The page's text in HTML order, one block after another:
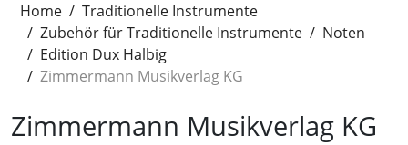
Home
Traditionelle Instrumente
Zubehör für Traditionelle Instrumente
Noten
Edition Dux Halbig
Zimmermann Musikverlag KG
Zimmermann Musikverlag KG